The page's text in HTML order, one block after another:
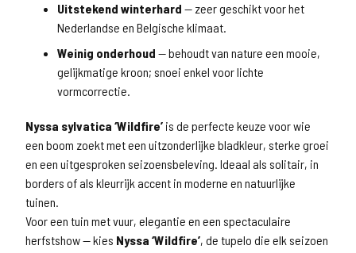
Uitstekend winterhard — zeer geschikt voor het
Nederlandse en Belgische klimaat.
Weinig onderhoud — behoudt van nature een mooie,
gelijkmatige kroon; snoei enkel voor lichte
vormcorrectie.
Nyssa sylvatica ‘Wildfire’ is de perfecte keuze voor wie
een boom zoekt met een uitzonderlijke bladkleur, sterke groei
en een uitgesproken seizoensbeleving. Ideaal als solitair, in
borders of als kleurrijk accent in moderne en natuurlijke
tuinen.
Voor een tuin met vuur, elegantie en een spectaculaire
herfstshow — kies Nyssa ‘Wildfire’, de tupelo die elk seizoen